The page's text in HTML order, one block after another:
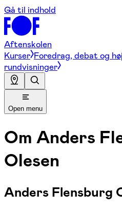
Gå til indhold
Aftenskolen
Kurser Foredrag, debat og
rundvisninger
Open menu
Om Anders
Olesen
Anders Flensburg